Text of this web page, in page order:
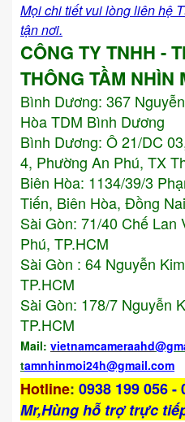
Mọi chi tiết vui lòng liên hệ
tận nơi.
CÔNG TY TNHH -
THÔNG TẦM NHÌN
Bình Dương: 367
Hòa TDM Bình Dương
Bình Dương: Ô 21/DC
4, Phường An Phú, TX
Biên Hòa: 1134/39/3
Tiến, Biên Hòa, Đồng
Sài Gòn: 71/40 Chế Lan
Phú, TP.HCM
Sài Gòn : 64 Nguyễn
TP.HCM
Sài Gòn: 178/7 Nguyễn
TP.HCM
Mail: vietnamcameraahd
tamnhinmoi24h@gmail.com
Hotline: 0938 199 056 -
Mr,Hùng hỗ trợ trực